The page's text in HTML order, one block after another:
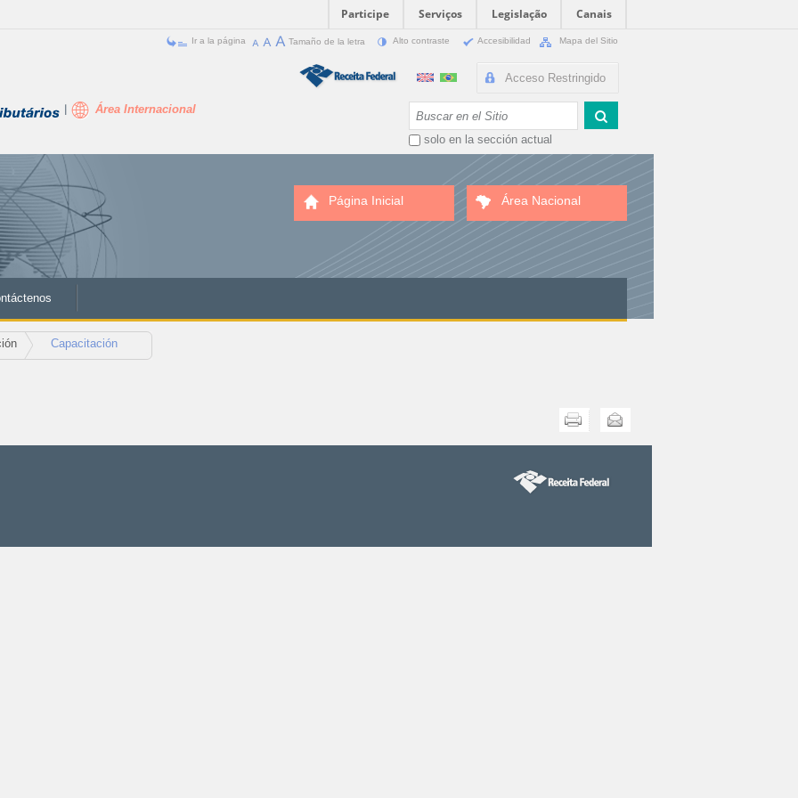
Participe Serviços Legislação
Canais
Ir a la página Tamaño de la letra Alto contraste Accesibilidad Mapa del Sitio
Acceso Restringido
solo en la sección actual
Área Internacional
Página Inicial Área Nacional
Capacitación
Enviar esta